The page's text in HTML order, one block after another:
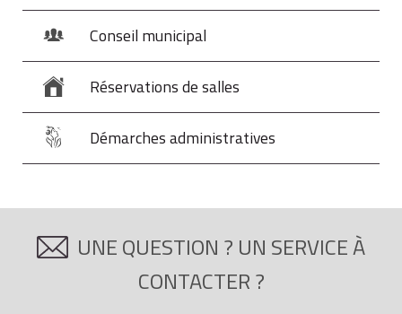
Conseil municipal
Réservations de salles
Démarches administratives
UNE QUESTION ? UN SERVICE À
CONTACTER ?